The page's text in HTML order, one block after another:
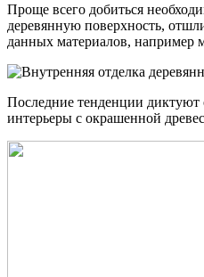
Проще всего добиться
деревянную поверхность,
данных материалов, например
Последние тенденции диктуют
интерьеры с окрашенной